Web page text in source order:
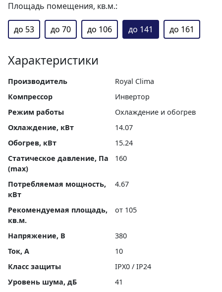
Площадь помещения, кв.м.:
до 53 до 70 до 106 до 141 до 161
Характеристики
Производитель
Royal Clima
Компрессор
Инвертор
Режим работы
Охлаждение и обогрев
Охлаждение, кВт
14.07
Обогрев, кВт
15.24
Статическое давление, Па
(max)
160
Потребляемая мощность,
кВт
4.67
Рекомендуемая площадь,
кв.м.
от 105
Напряжение, В
380
Ток, А
10
Класс защиты
IPX0 / IP24
Уровень шума, дБ
41